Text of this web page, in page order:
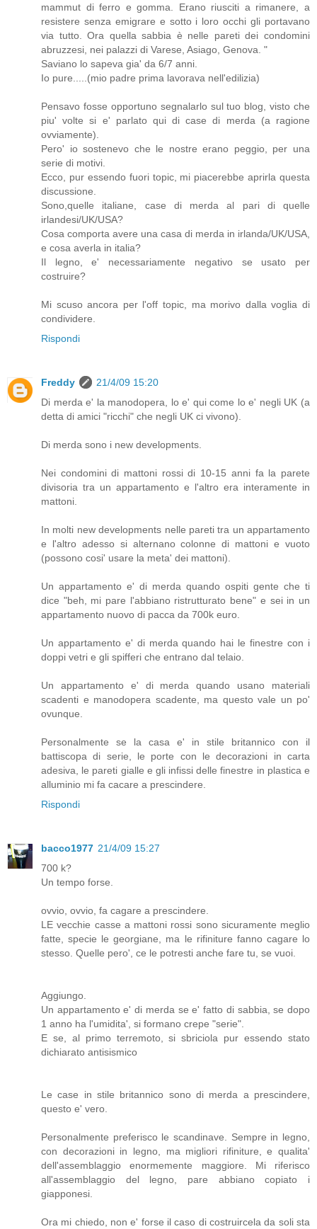
mammut di ferro e gomma. Erano riusciti a rimanere, a
resistere senza emigrare e sotto i loro occhi gli portavano
via tutto. Ora quella sabbia è nelle pareti dei condomini
abruzzesi, nei palazzi di Varese, Asiago, Genova. "
Saviano lo sapeva gia' da 6/7 anni.
Io pure.....(mio padre prima lavorava nell'edilizia)
Pensavo fosse opportuno segnalarlo sul tuo blog, visto che
piu' volte si e' parlato qui di case di merda (a ragione
ovviamente).
Pero' io sostenevo che le nostre erano peggio, per una
serie di motivi.
Ecco, pur essendo fuori topic, mi piacerebbe aprirla questa
discussione.
Sono,quelle italiane, case di merda al pari di quelle
irlandesi/UK/USA?
Cosa comporta avere una casa di merda in irlanda/UK/USA,
e cosa averla in italia?
Il legno, e' necessariamente negativo se usato per
costruire?
Mi scuso ancora per l'off topic, ma morivo dalla voglia di
condividere.
Rispondi
Freddy
21/4/09 15:20
Di merda e' la manodopera, lo e' qui come lo e' negli UK (a
detta di amici "ricchi" che negli UK ci vivono).
Di merda sono i new developments.
Nei condomini di mattoni rossi di 10-15 anni fa la parete
divisoria tra un appartamento e l'altro era interamente in
mattoni.
In molti new developments nelle pareti tra un appartamento
e l'altro adesso si alternano colonne di mattoni e vuoto
(possono cosi' usare la meta' dei mattoni).
Un appartamento e' di merda quando ospiti gente che ti
dice "beh, mi pare l'abbiano ristrutturato bene" e sei in un
appartamento nuovo di pacca da 700k euro.
Un appartamento e' di merda quando hai le finestre con i
doppi vetri e gli spifferi che entrano dal telaio.
Un appartamento e' di merda quando usano materiali
scadenti e manodopera scadente, ma questo vale un po'
ovunque.
Personalmente se la casa e' in stile britannico con il
battiscopa di serie, le porte con le decorazioni in carta
adesiva, le pareti gialle e gli infissi delle finestre in plastica e
alluminio mi fa cacare a prescindere.
Rispondi
bacco1977 21/4/09 15:27
700 k?
Un tempo forse.
ovvio, ovvio, fa cagare a prescindere.
LE vecchie casse a mattoni rossi sono sicuramente meglio
fatte, specie le georgiane, ma le rifiniture fanno cagare lo
stesso. Quelle pero', ce le potresti anche fare tu, se vuoi.
Aggiungo.
Un appartamento e' di merda se e' fatto di sabbia, se dopo
1 anno ha l'umidita', si formano crepe "serie".
E se, al primo terremoto, si sbriciola pur essendo stato
dichiarato antisismico
Le case in stile britannico sono di merda a prescindere,
questo e' vero.
Personalmente preferisco le scandinave. Sempre in legno,
con decorazioni in legno, ma migliori rifiniture, e qualita'
dell'assemblaggio enormemente maggiore. Mi riferisco
all'assemblaggio del legno, pare abbiano copiato i
giapponesi.
Ora mi chiedo, non e' forse il caso di costruircela da soli sta